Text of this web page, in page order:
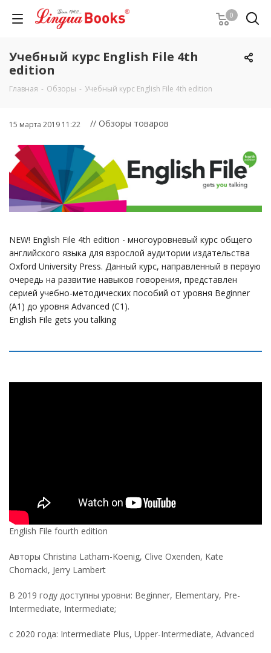
0
Учебный курс English File 4th
edition
Главная - Обзоры - Учебный курс English File 4th edition
15 марта 2019 11:22 // Обзоры товаров
NEW! English File 4th edition - многоуровневый курс общего
английского языка для взрослой аудитории издательства
Oxford University Press. Данный курс, направленный в первую
очередь на развитие навыков говорения, представлен
серией учебно-методических пособий от уровня Beginner
(A1) до уровня Advanced (C1).
English File gets you talking
English File fourth edition
Авторы Christina Latham-Koenig, Clive Oxenden, Kate
Chomacki, Jerry Lambert
В 2019 году доступны уровни: Beginner, Elementary, Pre-
Intermediate, Intermediate;
с 2020 года: Intermediate Plus, Upper-Intermediate, Advanced